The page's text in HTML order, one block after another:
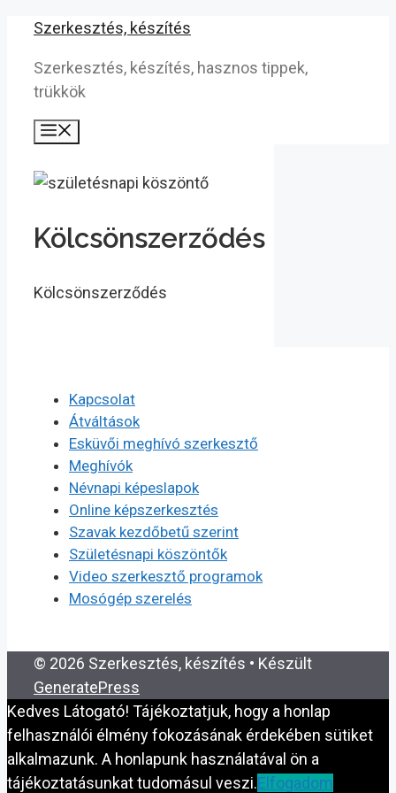
Kilépés
tartalomba
Szerkesztés, készítés
Szerkesztés, készítés, hasznos tippek,
trükkök
Kölcsönszerződés
Kölcsönszerződés
Kapcsolat
Átváltások
Esküvői meghívó szerkesztő
Meghívók
Névnapi képeslapok
Online képszerkesztés
Szavak kezdőbetű szerint
Születésnapi köszöntők
Video szerkesztő programok
Mosógép szerelés
© 2026 Szerkesztés, készítés • Készült
GeneratePress
Kedves Látogató! Tájékoztatjuk, hogy a honlap
felhasználói élmény fokozásának érdekében sütiket
alkalmazunk. A honlapunk használatával ön a
tájékoztatásunkat tudomásul veszi.Elfogadom